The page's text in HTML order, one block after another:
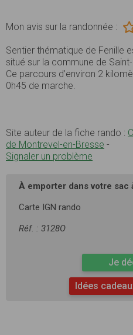
Mon avis sur la randonnée :
Sentier thématique de Fenille
situé sur la commune de
Ce parcours d’environ 2
0h45 de marche.
Site auteur de la fiche rando :
de Montrevel-en-Bresse -
Signaler un problème
À emporter dans votre sac
Carte IGN rando
Réf. : 3128O
Je
Idées